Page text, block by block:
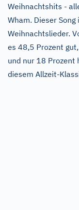
Weihnachtshits -
Wham. Dieser
Weihnachtslieder.
es 48,5 Prozent
und nur 18 Prozent
diesem Allzeit-